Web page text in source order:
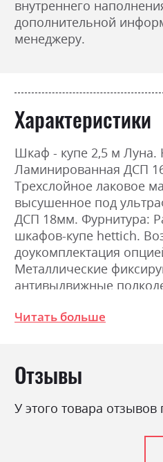
внутреннего
дополнительной
менеджеру.
Характеристики
Шкаф - купе 2,5 м Луна.
Ламинированная ДСП
Трехслойное лаковое
высушенное под
ДСП 18мм. Фурнитура:
шкафов-купе hettich.
доукомплектация
Металлические
антивыдвижные
эксцентриковой стяжки
Читать больше
Отзывы
У этого товара отзывов